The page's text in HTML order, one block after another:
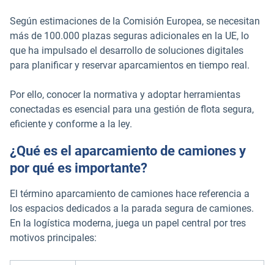
Según estimaciones de la Comisión Europea, se necesitan
más de 100.000 plazas seguras adicionales en la UE, lo
que ha impulsado el desarrollo de soluciones digitales
para planificar y reservar aparcamientos en tiempo real.
Por ello, conocer la normativa y adoptar herramientas
conectadas es esencial para una gestión de flota segura,
eficiente y conforme a la ley.
¿Qué es el aparcamiento de camiones y
por qué es importante?
El término aparcamiento de camiones hace referencia a
los espacios dedicados a la parada segura de camiones.
En la logística moderna, juega un papel central por tres
motivos principales: